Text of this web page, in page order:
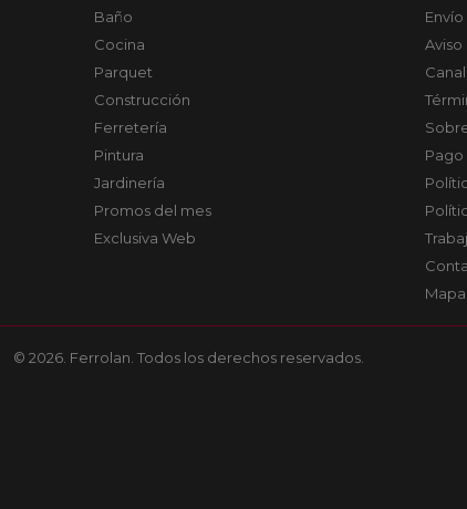
Baño
Cocina
Parquet
Construcción
Ferretería
Pintura
Jardinería
Promos del mes
Exclusiva Web
Envío
Aviso
Pago
© 2026. Ferrolan. Todos los derechos reservados.